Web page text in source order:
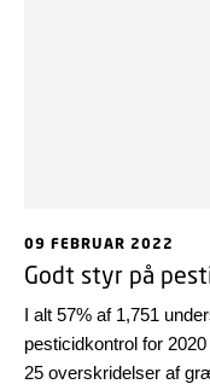
09 FEBRUAR 2022
Godt styr på
I alt 57% af 1,751
pesticidkontrol for
25 overskridelser af